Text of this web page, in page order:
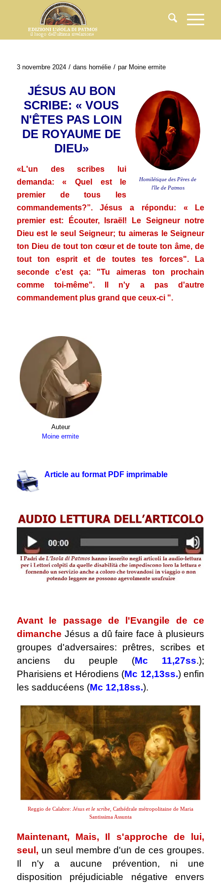
3 novembre 2024 / dans homélie / par Moine ermite
Homilétique des Pères de
l'île de Patmos
JÉSUS AU BON
SCRIBE: « VOUS
N'ÊTES PAS LOIN
DE ROYAUME DE
DIEU»
«L'un des scribes lui
demanda: « Quel est le
premier de tous les
commandements?”. Jésus a répondu: « Le
premier est: Écouter, Israël! Le Seigneur notre
Dieu est le seul Seigneur; tu aimeras le Seigneur
ton Dieu de tout ton cœur et de toute ton âme, de
tout ton esprit et de toutes tes forces". La
seconde c'est ça: "Tu aimeras ton prochain
comme toi-même". Il n'y a pas d'autre
commandement plus grand que ceux-ci ".
Auteur
Moine ermite
Article au format PDF imprimable
Avant le passage de l'Evangile de ce
dimanche Jésus a dû faire face à plusieurs
groupes d'adversaires: prêtres, scribes et
anciens du peuple (Mc 11,27ss.);
Pharisiens et Hérodiens (Mc 12,13ss.) enfin
les sadducéens (Mc 12,18ss.).
Reggio de Calabre: Jésus et le scribe, Cathédrale métropolitaine de Maria
Santissima Assunta
Maintenant, Mais, Il s'approche de lui,
seul, un seul membre d'un de ces groupes.
Il n'y a aucune prévention, ni une
disposition préjudiciable négative envers